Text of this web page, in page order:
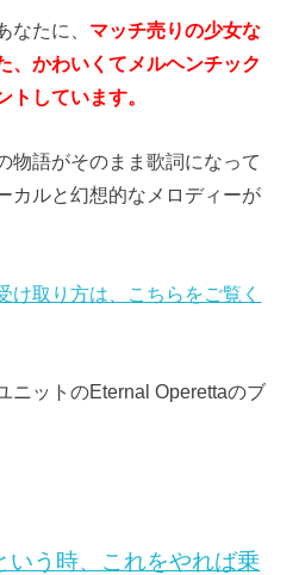
なたに、 マッチ売りの少女な
、かわいくてメルヘンチック
トしています。
物語がそのまま歌詞になって
カルと幻想的なメロディーが
け取り方は、こちらをご覧く
ニットのEternal Operettaのブ
いう時、これをやれば乗